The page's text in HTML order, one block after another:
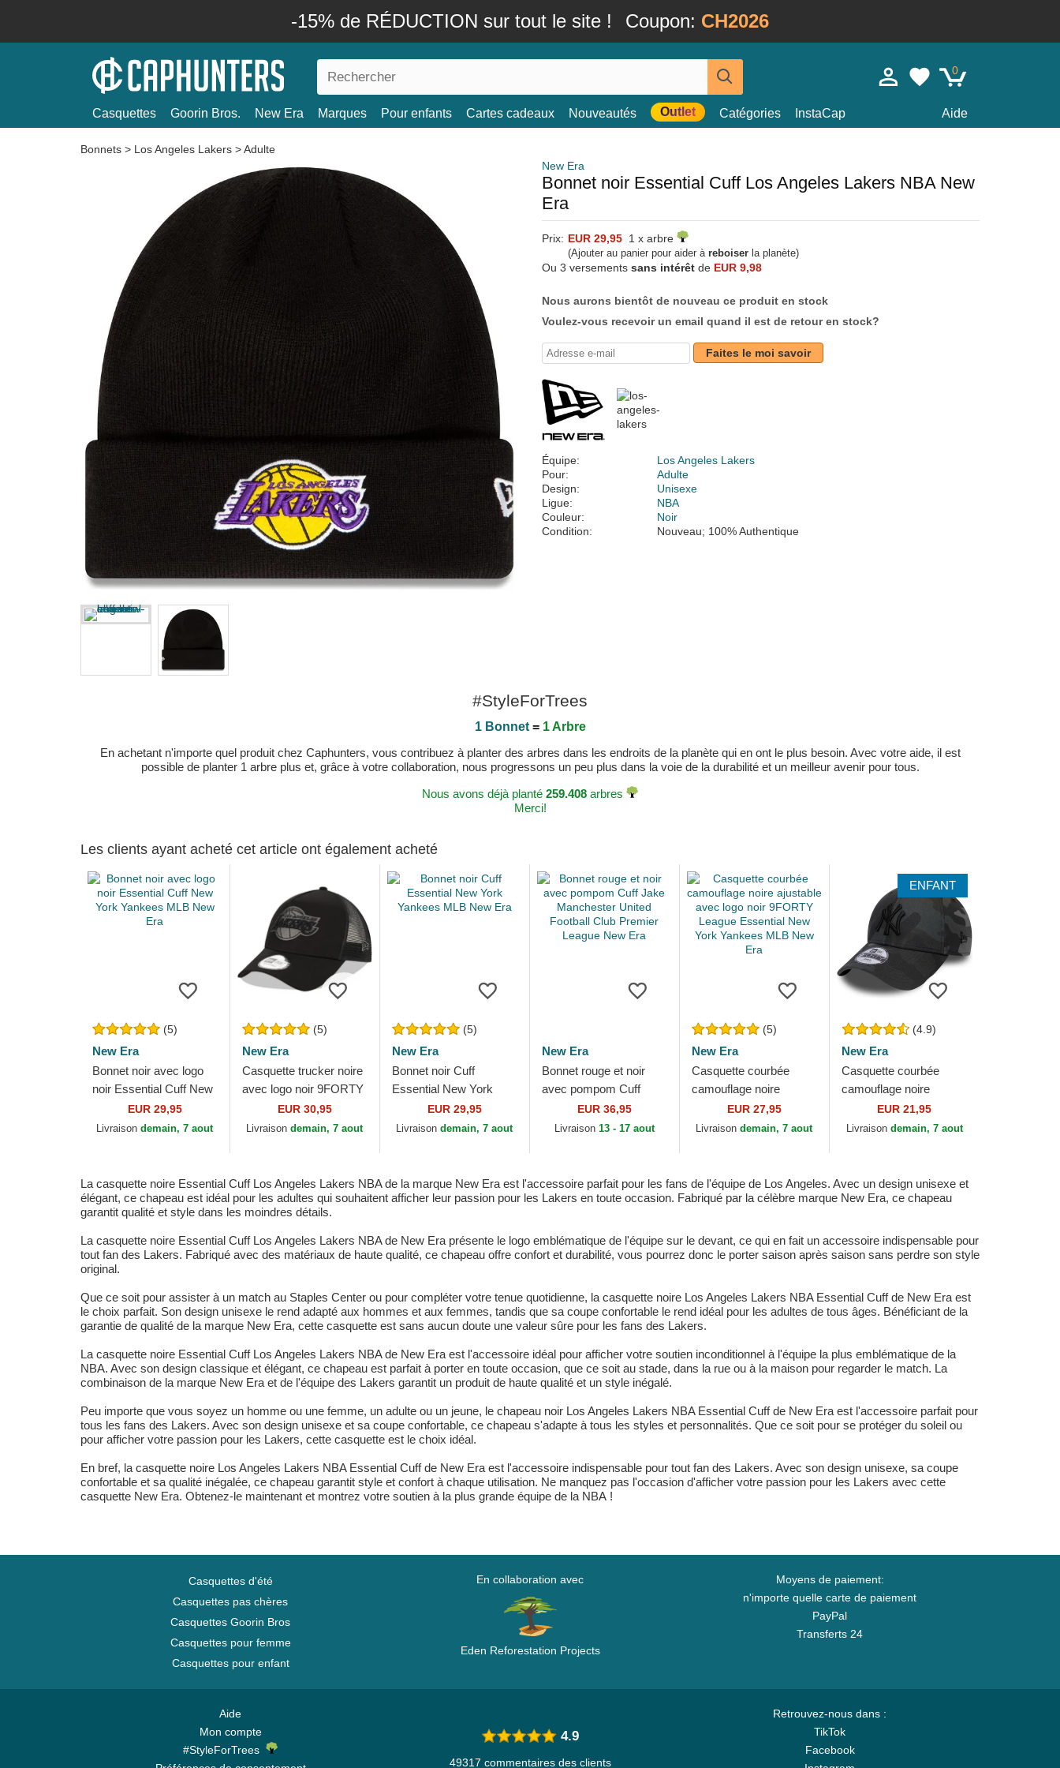
-15% de RÉDUCTION sur tout le site ! Coupon: CH2026
0
Casquettes Goorin Bros. New Era Marques Pour enfants Cartes cadeaux Nouveautés Outlet Catégories InstaCap Aide
Bonnets > Los Angeles Lakers >Adulte
New Era
Bonnet noir Essential Cuff Los Angeles Lakers NBA New
Era
Prix: EUR 29,95 1 x arbre
(Ajouter au panier pour aider à reboiser la planète)
Ou 3 versements sans intérêt de EUR 9,98
Nous aurons bientôt de nouveau ce produit en stock
Voulez-vous recevoir un email quand il est de retour en stock?
Faites le moi savoir
Équipe:
Los Angeles Lakers
Pour:
Adulte
Design:
Unisexe
Ligue:
NBA
Couleur:
Noir
Condition:
Nouveau; 100% Authentique
#StyleForTrees
1 Bonnet= 1 Arbre
En achetant n'importe quel produit chez Caphunters, vous contribuez à planter des arbres dans les endroits de la planète qui en ont le plus besoin. Avec votre aide, il est
possible de planter 1 arbre plus et, grâce à votre collaboration, nous progressons un peu plus dans la voie de la durabilité et un meilleur avenir pour tous.
Nous avons déjà planté 259.408 arbres
Merci!
Les clients ayant acheté cet article ont également acheté
(5)
New Era
Bonnet noir avec logo
noir Essential Cuff New
York Yankees MLB
New Era
EUR 29,95
Livraisondemain, 7 aout
(5)
New Era
Casquette trucker noire
avec logo noir 9FORTY
A Frame Tonal Los
Angeles Lakers NBA
EUR 30,95
Livraisondemain, 7 aout
(5)
New Era
Bonnet noir Cuff
Essential New York
Yankees MLB New Era
EUR 29,95
Livraisondemain, 7 aout
New Era
Bonnet rouge et noir
avec pompom Cuff
Jake Manchester
United Football Club
EUR 36,95
Livraison 13 - 17 aout
(5)
New Era
Casquette courbée
camouflage noire
ajustable avec logo noir
9FORTY League
EUR 27,95
Livraisondemain, 7 aout
ENFANT
(4.9)
New Era
Casquette courbée
camouflage noire
ajustable pour enfant
avec logo noir 9FORTY
EUR 21,95
Livraison demain, 7 aout
La casquette noire Essential Cuff Los Angeles Lakers NBA de la marque New Era est l'accessoire parfait pour les fans de l'équipe de Los Angeles. Avec un design unisexe et
élégant, ce chapeau est idéal pour les adultes qui souhaitent afficher leur passion pour les Lakers en toute occasion. Fabriqué par la célèbre marque New Era, ce chapeau
garantit qualité et style dans les moindres détails.
La casquette noire Essential Cuff Los Angeles Lakers NBA de New Era présente le logo emblématique de l'équipe sur le devant, ce qui en fait un accessoire indispensable pour
tout fan des Lakers. Fabriqué avec des matériaux de haute qualité, ce chapeau offre confort et durabilité, vous pourrez donc le porter saison après saison sans perdre son style
original.
Que ce soit pour assister à un match au Staples Center ou pour compléter votre tenue quotidienne, la casquette noire Los Angeles Lakers NBA Essential Cuff de New Era est
le choix parfait. Son design unisexe le rend adapté aux hommes et aux femmes, tandis que sa coupe confortable le rend idéal pour les adultes de tous âges. Bénéficiant de la
garantie de qualité de la marque New Era, cette casquette est sans aucun doute une valeur sûre pour les fans des Lakers.
La casquette noire Essential Cuff Los Angeles Lakers NBA de New Era est l'accessoire idéal pour afficher votre soutien inconditionnel à l'équipe la plus emblématique de la
NBA. Avec son design classique et élégant, ce chapeau est parfait à porter en toute occasion, que ce soit au stade, dans la rue ou à la maison pour regarder le match. La
combinaison de la marque New Era et de l'équipe des Lakers garantit un produit de haute qualité et un style inégalé.
Peu importe que vous soyez un homme ou une femme, un adulte ou un jeune, le chapeau noir Los Angeles Lakers NBA Essential Cuff de New Era est l'accessoire parfait pour
tous les fans des Lakers. Avec son design unisexe et sa coupe confortable, ce chapeau s'adapte à tous les styles et personnalités. Que ce soit pour se protéger du soleil ou
pour afficher votre passion pour les Lakers, cette casquette est le choix idéal.
En bref, la casquette noire Los Angeles Lakers NBA Essential Cuff de New Era est l'accessoire indispensable pour tout fan des Lakers. Avec son design unisexe, sa coupe
confortable et sa qualité inégalée, ce chapeau garantit style et confort à chaque utilisation. Ne manquez pas l'occasion d'afficher votre passion pour les Lakers avec cette
casquette New Era. Obtenez-le maintenant et montrez votre soutien à la plus grande équipe de la NBA !
Casquettes d'été
Casquettes pas chères
Casquettes Goorin Bros
Casquettes pour femme
Casquettes pour enfant
En collaboration avec
Eden Reforestation Projects
Moyens de paiement:
n'importe quelle carte de paiement
PayPal
Transferts 24
Aide
Mon compte
#StyleForTrees
Retrouvez-nous dans :
TikTok
Facebook
4.9
49317 commentaires des clients